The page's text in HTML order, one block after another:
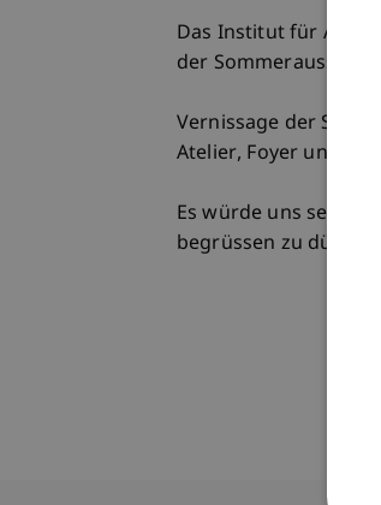
Das Institut für
der
Vernissage der
Atelier, Foyer und
Es würde uns sehr
begrüssen zu dürfen.